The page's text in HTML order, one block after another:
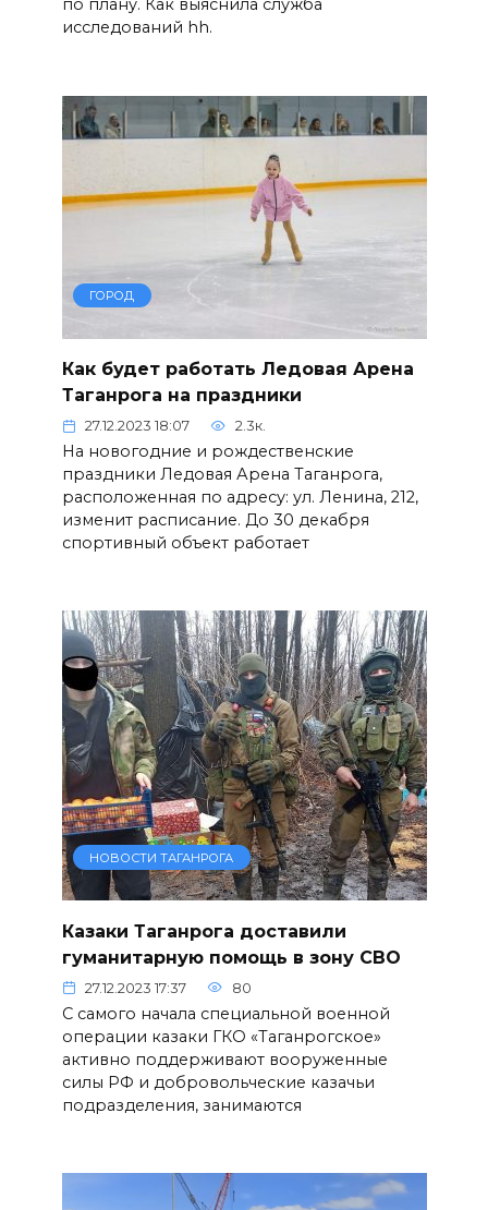
по плану. Как выяснила служба
исследований hh.
ГОРОД
Как будет работать Ледовая Арена
Таганрога на праздники
27.12.2023 18:07 2.3к.
На новогодние и рождественские
праздники Ледовая Арена Таганрога,
расположенная по адресу: ул. Ленина, 212,
изменит расписание. До 30 декабря
спортивный объект работает
НОВОСТИ ТАГАНРОГА
Казаки Таганрога доставили
гуманитарную помощь в зону СВО
27.12.2023 17:37 80
С самого начала специальной военной
операции казаки ГКО «Таганрогское»
активно поддерживают вооруженные
силы РФ и добровольческие казачьи
подразделения, занимаются